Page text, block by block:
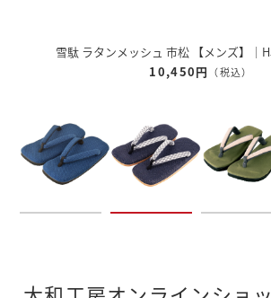
シュ 市松 【メンズ】｜H525｜ネイビー